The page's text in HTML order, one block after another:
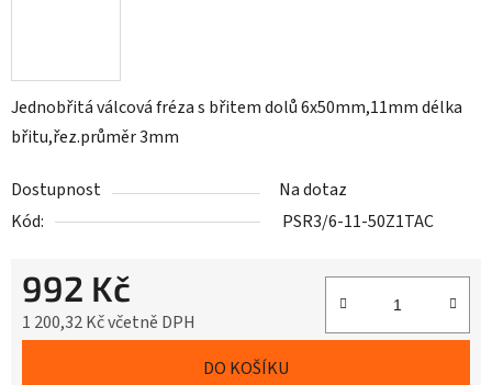
Jednobřitá válcová fréza s břitem dolů 6x50mm,11mm délka
břitu,řez.průměr 3mm
Dostupnost
Na dotaz
Kód:
PSR3/6-11-50Z1TAC
992 Kč
1 200,32 Kč včetně DPH
DO KOŠÍKU